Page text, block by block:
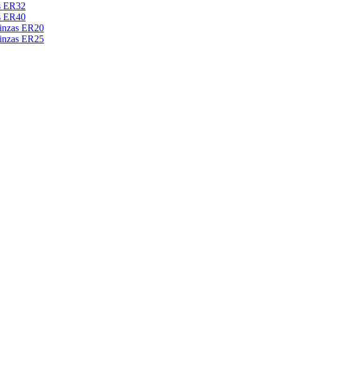
ER32
ER40
ER20
ER25